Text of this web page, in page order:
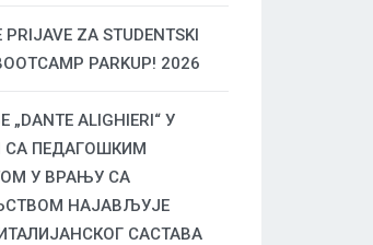
PRIJAVE ZA STUDENTSKI
PARKUP! 2026
ALIGHIERI“ У
ПЕДАГОШКИМ
У ВРАЊУ СА
НАЈАВЉУЈЕ
САСТАВА